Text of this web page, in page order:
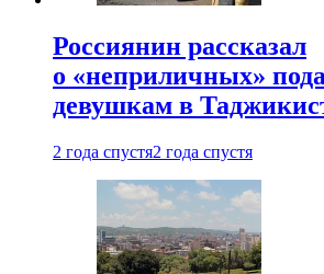
Россиянин рассказал
о «неприличных»
девушкам в
2 года спустя2 года спустя